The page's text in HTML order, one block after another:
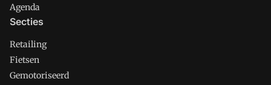
Agenda
Secties
Retailing
Fietsen
Gemotoriseerd